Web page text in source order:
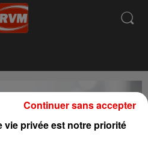
vie privée est notre priorité
Continuer sans accepter